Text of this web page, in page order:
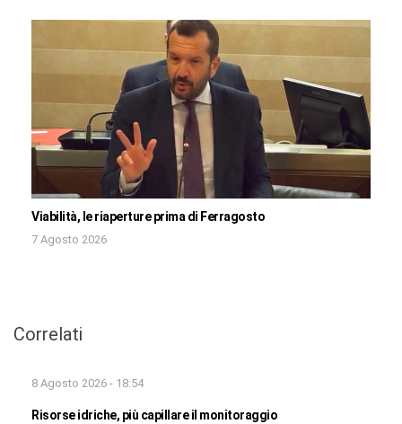
Viabilità, le riaperture prima di Ferragosto
7 Agosto 2026
Correlati
8 Agosto 2026 - 18:54
Risorse idriche, più capillare il monitoraggio